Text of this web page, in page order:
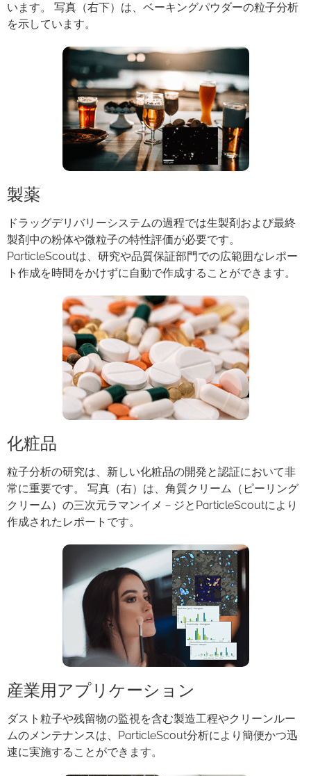
います。 写真（右下）は、 ベーキングパウダーの粒子分析
を示しています。
製薬
ドラッグデリバリーシステムの過程では生製剤および最終
製剤中の粉体や微粒子の特性評価が必要です。
ParticleScoutは、研究や品質保証部門での広範囲なレポー
ト作成を時間をかけずに自動で作成することができます。
化粧品
粒子分析の研究は、新しい化粧品の開発と認証において非
常に重要です。 写真（右）は、角質クリーム（ピーリング
クリーム）の三次元ラマンイメ－ジと ParticleScoutにより
作成されたレポートです。
産業用アプリケーション
ダスト粒子や残留物の監視を含む製造工程やクリーンルー
ムのメンテナンスは、ParticleScout分析により簡便かつ迅
速に実施することができます。